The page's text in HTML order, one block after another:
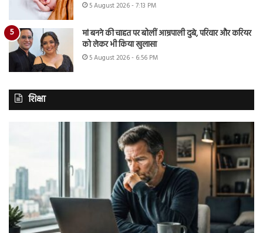
5 August 2026 - 7:13 PM
मां बनने की चाहत पर बोलीं आम्रपाली दुबे, परिवार और करियर
को लेकर भी किया खुलासा
5 August 2026 - 6:56 PM
शिक्षा